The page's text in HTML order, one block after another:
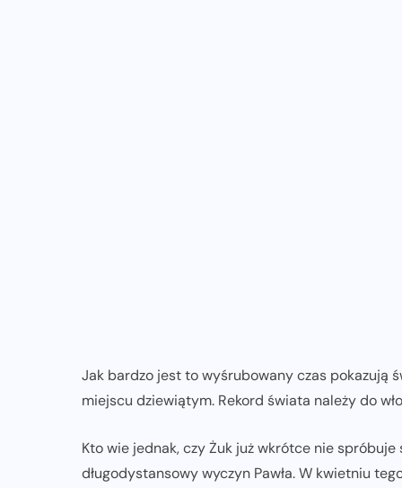
Jak bardzo jest to wyśrubowany czas pokazują
miejscu dziewiątym. Rekord świata należy do
Kto wie jednak, czy Żuk już wkrótce nie
długodystansowy wyczyn Pawła. W kwietniu